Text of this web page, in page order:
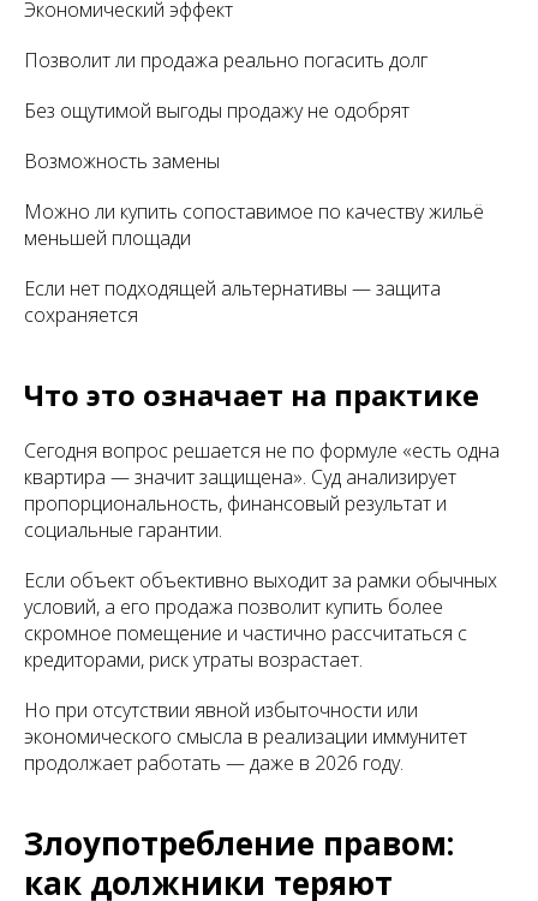
Экономический эффект
Позволит ли продажа реально погасить долг
Без ощутимой выгоды продажу не одобрят
Возможность замены
Можно ли купить сопоставимое по качеству жильё
меньшей площади
Если нет подходящей альтернативы — защита
сохраняется
Что это означает на практике
Сегодня вопрос решается не по формуле «есть одна
квартира — значит защищена». Суд анализирует
пропорциональность, финансовый результат и
социальные гарантии.
Если объект объективно выходит за рамки обычных
условий, а его продажа позволит купить более
скромное помещение и частично рассчитаться с
кредиторами, риск утраты возрастает.
Но при отсутствии явной избыточности или
экономического смысла в реализации иммунитет
продолжает работать — даже в 2026 году.
Злоупотребление правом:
как должники теряют